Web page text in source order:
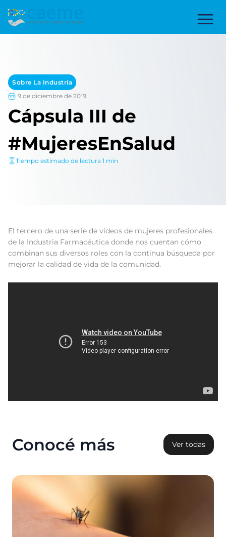
Sobre La Industria
9 de diciembre de 2019
Cápsula III de
#MujeresEnSalud
Tiempo estimado de lectura 1 min
El tercero de una serie de videos de mujeres profesionales
de la Industria Farmacéutica donde nos cuentan cómo
combinan sus diversos roles con la continua búsqueda por
mejorar la calidad de vida de la comunidad.
Conocé más Ver todas